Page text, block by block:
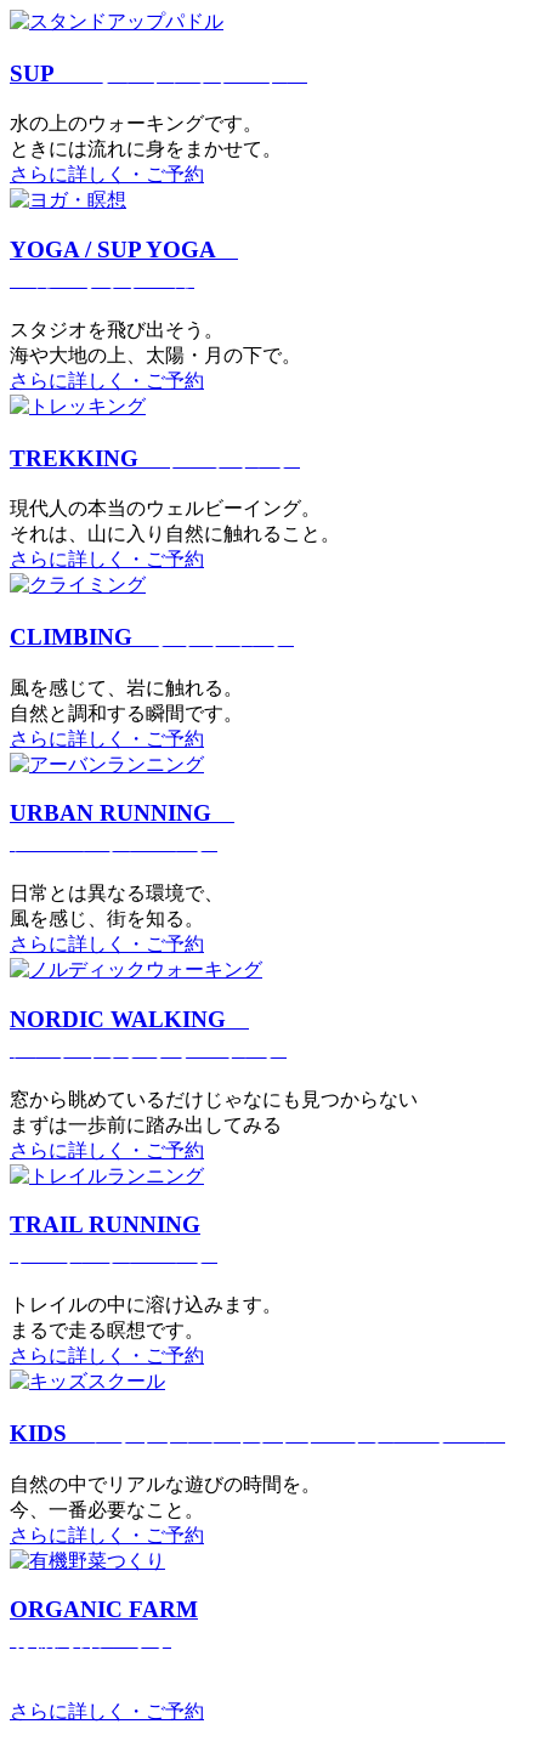
SUP
⽔の上のウォーキングです。
ときには流れに身をまかせて。
さらに詳しく・ご予約
YOGA / SUP YOGA
スタジオを⾶び出そう。
海や大地の上、太陽・⽉の下で。
さらに詳しく・ご予約
TREKKING
現代⼈の本当のウェルビーイング。
それは、⼭に⼊り⾃然に触れること。
さらに詳しく・ご予約
CLIMBING
⾵を感じて、岩に触れる。
⾃然と調和する瞬間です。
さらに詳しく・ご予約
URBAN RUNNING
日常とは異なる環境で、
風を感じ、街を知る。
さらに詳しく・ご予約
NORDIC WALKING
窓から眺めているだけじゃなにも見つからない
まずは一歩前に踏み出してみる
さらに詳しく・ご予約
TRAIL RUNNING
トレイルの中に溶け込みます。
まるで⾛る瞑想です。
さらに詳しく・ご予約
KIDS
⾃然の中でリアルな遊びの時間を。
今、⼀番必要なこと。
さらに詳しく・ご予約
ORGANIC FARM
さらに詳しく・ご予約